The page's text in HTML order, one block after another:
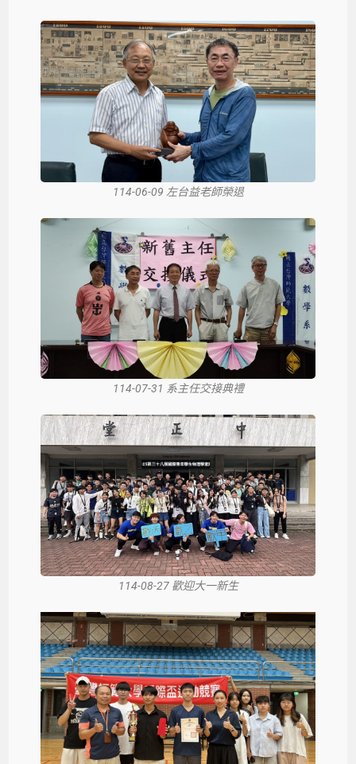
114-06-09 左台益老師榮退
114-07-31 系主任交接典禮
114-08-27 歡迎大一新生